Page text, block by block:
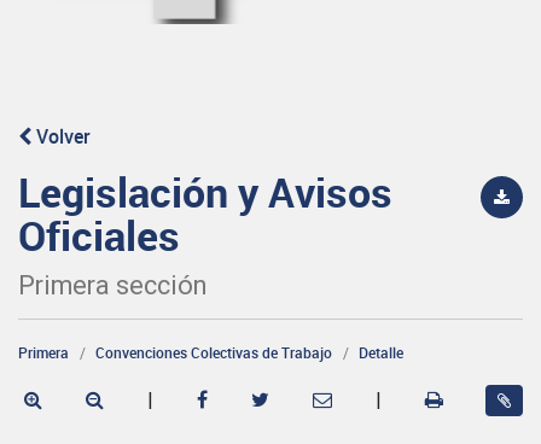
Volver
Legislación y Avisos
Oficiales
Primera sección
Primera Convenciones Colectivas de Trabajo Detalle
| |